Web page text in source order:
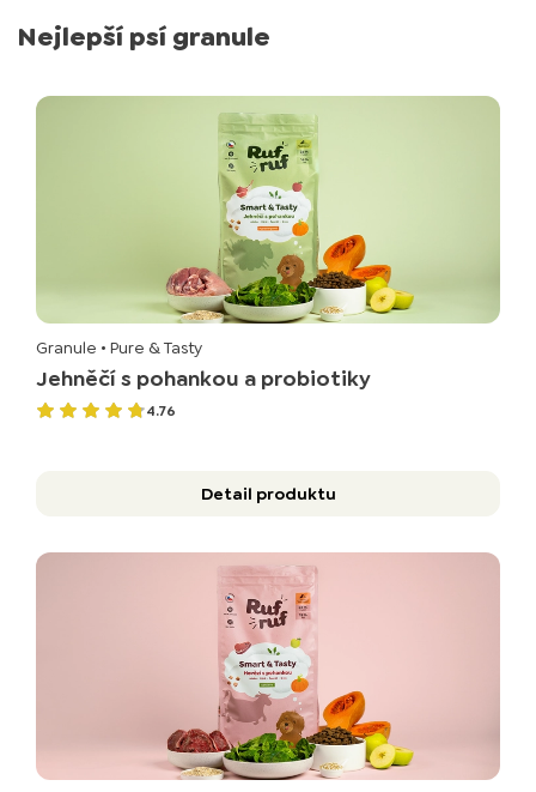
Nejlepší psí granule
Granule • Pure & Tasty
Jehněčí s pohankou a probiotiky
4.76
Detail produktu